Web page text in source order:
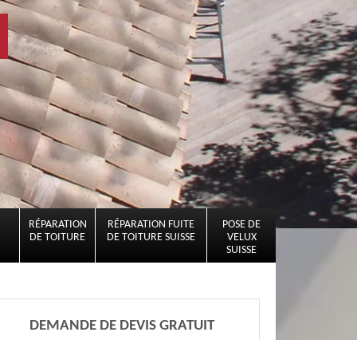
RÉPARATION
DE TOITURE
RÉPARATION FUITE
DE TOITURE SUISSE
POSE DE
VELUX
SUISSE
DEMANDE DE DEVIS GRATUIT